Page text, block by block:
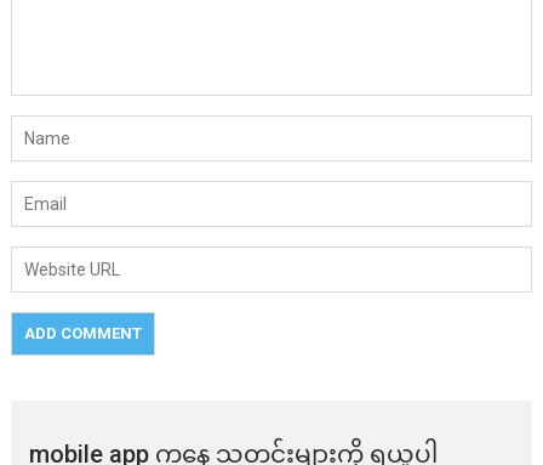
mobile app ​​ကနေ ​​သတင်းများကို ရယူပါ